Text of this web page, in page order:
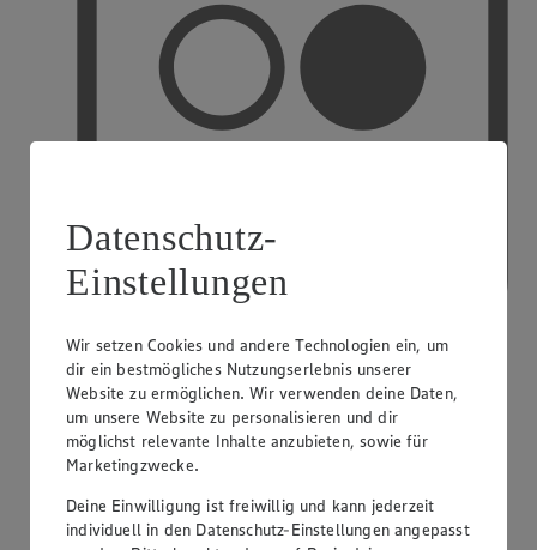
PAYBACK
Datenschutz-
Einstellungen
Wir setzen Cookies und andere Technologien ein, um
dir ein bestmögliches Nutzungserlebnis unserer
Website zu ermöglichen. Wir verwenden deine Daten,
um unsere Website zu personalisieren und dir
möglichst relevante Inhalte anzubieten, sowie für
Marketingzwecke.
Deine Einwilligung ist freiwillig und kann jederzeit
individuell in den Datenschutz-Einstellungen angepasst